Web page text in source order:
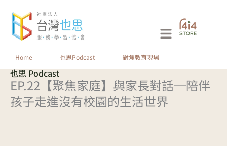
Main
Menu
Home ⸻ 也思Podcast ⸻ 對焦教育現場
也思 Podcast
EP.22【聚焦家庭】與家長對話─陪伴
孩子走進沒有校園的生活世界